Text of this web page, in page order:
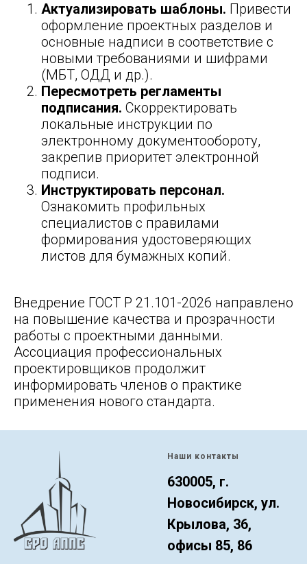
Актуализировать шаблоны. Привести
оформление проектных разделов и
основные надписи в соответствие с
новыми требованиями и шифрами
(МБТ, ОДД и др.).
Пересмотреть регламенты
подписания. Скорректировать
локальные инструкции по
электронному документообороту,
закрепив приоритет электронной
подписи.
Инструктировать персонал.
Ознакомить профильных
специалистов с правилами
формирования удостоверяющих
листов для бумажных копий.
Внедрение ГОСТ Р 21.101-2026 направлено
на повышение качества и прозрачности
работы с проектными данными.
Ассоциация профессиональных
проектировщиков продолжит
информировать членов о практике
применения нового стандарта.
Наши контакты
630005, г.
Новосибирск, ул.
Крылова, 36,
офисы 85, 86